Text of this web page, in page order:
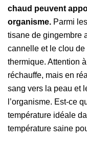
chaud peuvent
organisme. Parmi
tisane de gingembre
cannelle et le clou
thermique. Attention
réchauffe, mais en
sang vers la peau et
l’organisme. Est-ce
température idéale
température saine